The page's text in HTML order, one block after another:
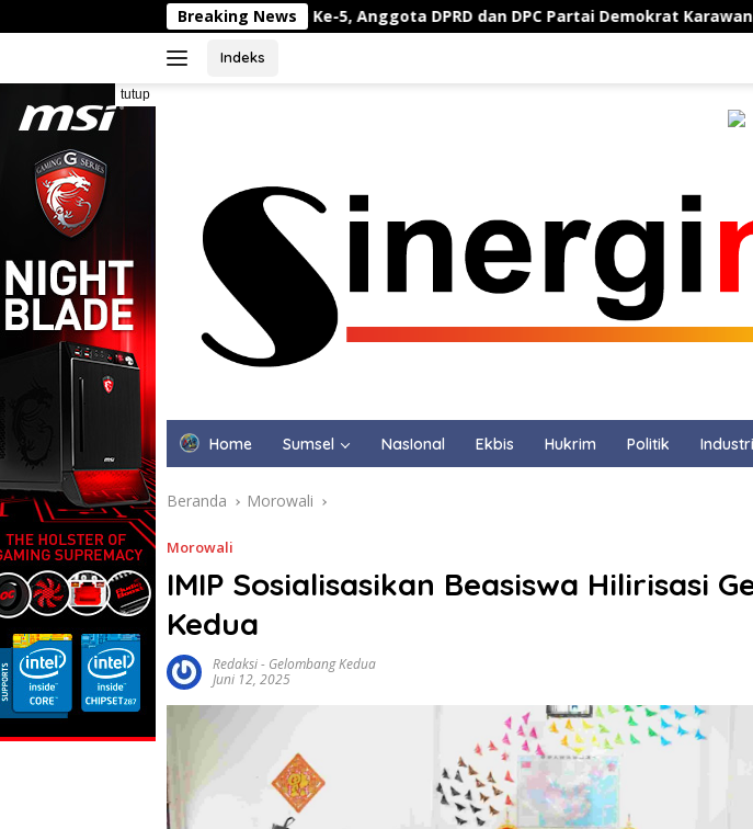
ke
Breaking News
Asri Minggu Ke-5, Anggota DPRD dan DPC Partai Demokrat Karawang Bersama
Indeks
tutup
Home Sumsel NasIonal Ekbis Hukrim Politik
Beranda Morowali
Morowali
IMIP Sosialisasikan Beasiswa Hilirisasi
Kedua
Redaksi- Gelombang Kedua
Juni 12, 2025